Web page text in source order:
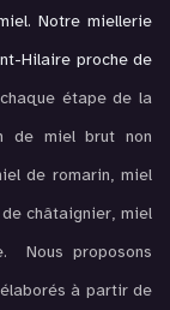
Notre miellerie
Hilaire proche de
étape de la
de miel brut non
de romarin, miel
châtaignier, miel
Nous proposons
à partir de